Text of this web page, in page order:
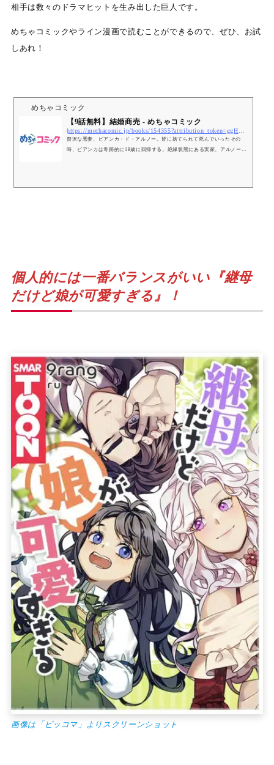
相手は数々のドラマヒットを生み出した巨人です。
めちゃコミックやライン漫画で読むことができるので、ぜひ、お試
しあれ！
めちゃコミック
【9話無料】結婚商売 - めちゃコミック
贅沢な悪妻、ビアンカ・ド・アルノー。皆に捨てられて死んでいったその
時、ビアンカは奇跡的に18歳に回帰する。絶縁状態にある実家、アルノー伯
個人的には一番バランスがいい『継母
だけど娘が可愛すぎる』！
画像は「ピッコマ」よりスクリーンショット